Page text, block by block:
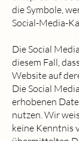
die Symbole,
Social-Media-
Die Social
diesem Fall,
Website auf
Die Social
erhobenen
nutzen. Wir
keine Kenntnis